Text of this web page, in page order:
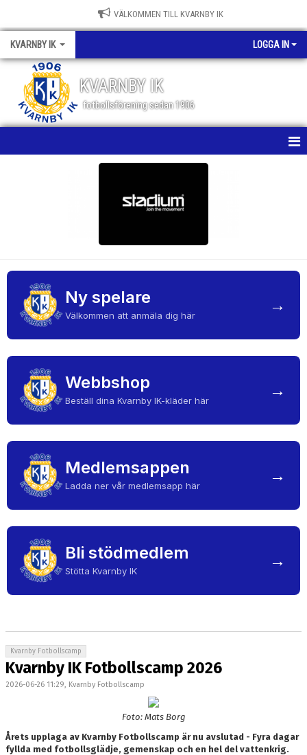
VÄLKOMMEN TILL KVARNBY IK
KVARNBY IK LOGGA IN
KVARNBY IK
fotbollsförening sedan 1906
BILDGALLERI
DOKUMENT
LEDARE
KONTAKT
Ny spelare
Välkommen att anmäla dig här
→
Webbshop
Beställ dina Kvarnby IK-kläder här
→
Medlemsappen
Ladda ner vår medlemsapp här
→
Bli stödmedlem
Stötta Kvarnby IK
→
Kvarnby Fotbollscamp
Kvarnby IK Fotbollscamp 2026
2026-06-26 11:29, Kvarnby Fotbollscamp
Foto: Mats Borg
Årets upplaga av Kvarnby Fotbollscamp är nu avslutad - Fyra dagar
fyllda med fotbollsglädje, gemenskap och en hel del vattenkrig.